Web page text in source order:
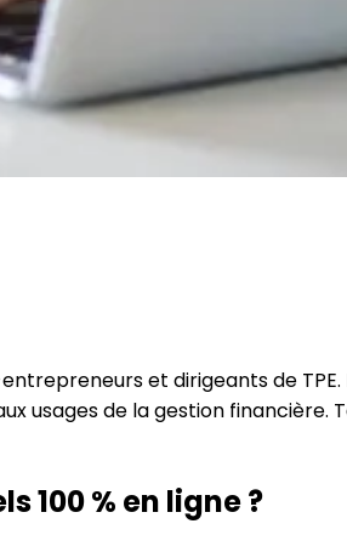
et dirigeants de
usages de la gestion financière.
100 % en ligne ?